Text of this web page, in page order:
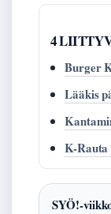
4
Burger
Lääkis
K-
SYÖ!-